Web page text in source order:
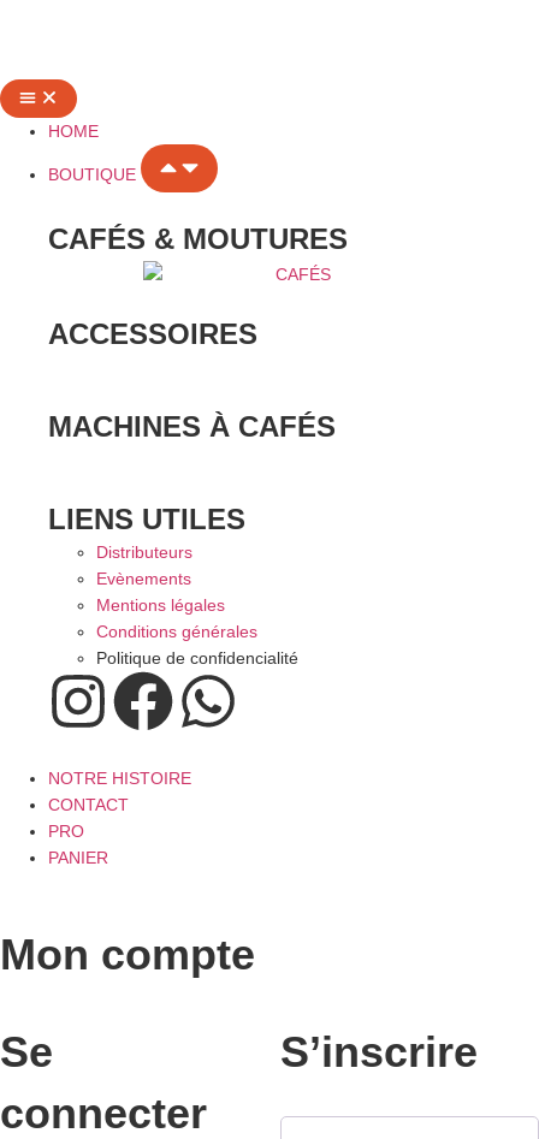
HOME
BOUTIQUE
CAFÉS & MOUTURES
ACCESSOIRES
MACHINES À CAFÉS
LIENS UTILES
Distributeurs
Evènements
Mentions légales
Conditions générales
Politique de confidencialité
NOTRE HISTOIRE
CONTACT
PRO
PANIER
Mon compte
Se
connecter
S’inscrire